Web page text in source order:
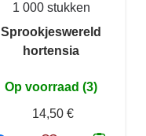
1 000 stukken
Sprookjeswereld
hortensia
Op voorraad (3)
14,50 €